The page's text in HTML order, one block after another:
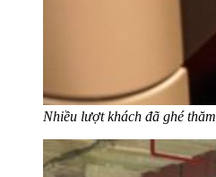
Nhiều lượt khách đã ghé